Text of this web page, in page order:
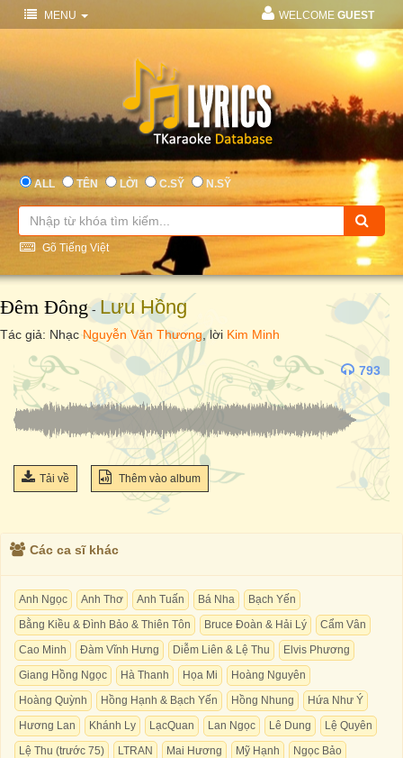
MENU WELCOME GUEST
ALL TÊN LỜI C.SỸ N.SỸ
Gõ Tiếng Việt
Đêm Đông- Lưu Hồng
Tác giả: NhạcNguyễn Văn Thương, lời Kim Minh
793
Tải về Thêm vào album
Các ca sĩ khác
Anh Ngọc Anh Thơ Anh Tuấn Bá Nha
Bạch Yến
Bằng Kiều & Đình Bảo & Thiên Tôn
Bruce Đoàn & Hải Lý
Cẩm Vân
Cao Minh
Đàm Vĩnh Hưng Diễm Liên & Lệ Thu
Elvis Phương
Giang Hồng Ngọc
Hà Thanh Họa Mi
Hoàng Nguyên
Hoàng Quỳnh
Hồng Hạnh & Bạch Yến Hồng Nhung
Hứa Như Ý
Hương Lan
Khánh Ly LạcQuan Lan Ngọc Lê Dung
Lệ Quyên
Lệ Thu (trước 75)
LTRAN Mai Hương Mỹ Hạnh
Ngọc Bảo